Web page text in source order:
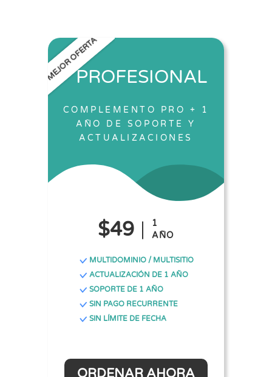
MEJOR OFERTAPROFESIONAL
COMPLEMENTO PRO + 1
AÑO DE SOPORTE Y
ACTUALIZACIONES
$49
1
AÑO
MULTIDOMINIO / MULTISITIO
ACTUALIZACIÓN DE 1 AÑO
SOPORTE DE 1 AÑO
SIN PAGO RECURRENTE
SIN LÍMITE DE FECHA
ORDENAR AHORA